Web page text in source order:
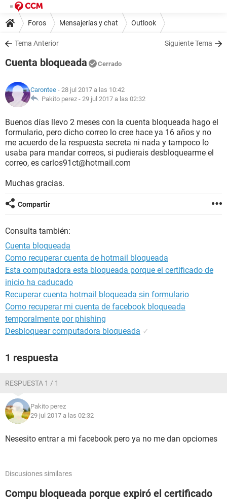
Foros Mensajerías y chat Outlook
Tema Anterior Siguiente Tema
Cuenta bloqueada Cerrado
Carontee - 28 jul 2017 a las 10:42
Pakito perez - 29 jul 2017 a las 02:32
Buenos días llevo 2 meses con la cuenta bloqueada hago el
formulario, pero dicho correo lo cree hace ya 16 años y no
me acuerdo de la respuesta secreta ni nada y tampoco lo
usaba para mandar correos, si pudierais desbloquearme el
correo, es carlos91ct@hotmail.com
Muchas gracias.
Compartir
Consulta también:
Cuenta bloqueada
Como recuperar cuenta de hotmail bloqueada
Esta computadora esta bloqueada porque el certificado de
inicio ha caducado
Recuperar cuenta hotmail bloqueada sin formulario
Como recuperar mi cuenta de facebook bloqueada
temporalmente por phishing
Desbloquear computadora bloqueada ✓
1 respuesta
RESPUESTA 1 / 1
Pakito perez
29 jul 2017 a las 02:32
Nesesito entrar a mi facebook pero ya no me dan opciomes
Discusiones similares
Compu bloqueada porque expiró el certificado